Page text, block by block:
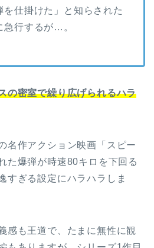
仕掛けた」と知らされた
急行するが…。
の密室で繰り広げられるハラ
名作アクション映画「スピー
た爆弾が時速80キロを下回る
すぎる設定にハラハラしま
感も王道で、たまに無性に観